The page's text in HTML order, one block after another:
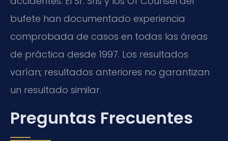
bufete han documentado experiencia
comprobada de casos en todas las áreas
de práctica desde 1997. Los resultados
varían; resultados anteriores no garantizan
un resultado similar.
Preguntas Frecuentes